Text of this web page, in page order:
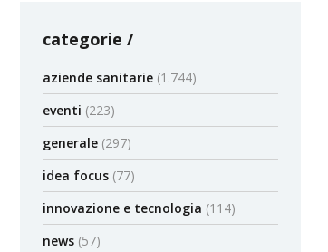
categorie
aziende sanitarie (1.744)
eventi (223)
generale (297)
idea focus (77)
innovazione e tecnologia (114)
news (57)